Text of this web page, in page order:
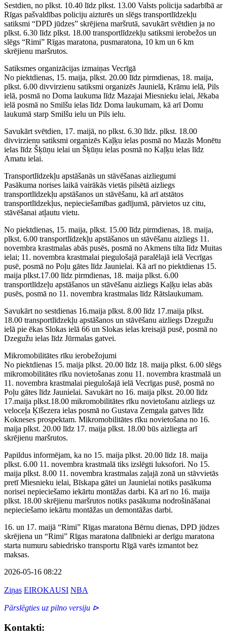
Sestdien, no plkst. 10.40 līdz plkst. 13.00 Valsts policija sadarbībā ar
Rīgas pašvaldības policiju aizturēs un slēgs transportlīdzekļu
satiksmi “DPD jūdzes” skrējiena maršrutā, savukārt svētdien ja no
plkst. 6.30 līdz plkst. 18.00 transportlīdzekļu satiksmi ierobežos un
slēgs “Rimi” Rīgas maratona, pusmaratona, 10 km un 6 km
skrējienu maršrutos.
Satiksmes organizācijas izmaiņas Vecrīgā
No piektdienas, 15. maija, plkst. 20.00 līdz pirmdienas, 18. maija,
plkst. 6.00 divvirzienu satiksmi organizēs Jaunielā, Krāmu ielā, Pils
ielā, posmā no Doma laukuma līdz Mazajai Miesnieku ielai, Jēkaba
ielā posmā no Smilšu ielas līdz Doma laukumam, kā arī Domu
laukumā starp Smilšu ielu un Pils ielu.
Savukārt svētdien, 17. maijā, no plkst. 6.30 līdz. plkst. 18.00
divvirzienu satiksmi organizēs Kaļķu ielas posmā no Mazās Monētu
ielas līdz Šķūņu ielai un Šķūņu ielas posmā no Kaļķu ielas līdz
Amatu ielai.
Transportlīdzekļu apstāšanās un stāvēšanas aizliegumi
Pasākuma norises laikā vairākās vietās pilsētā aizliegs
transportlīdzekļu apstāšanos un stāvēšanu, kā arī atstātos
transportlīdzekļus, nepieciešamības gadījumā, pārvietos uz citu,
stāvēšanai atļautu vietu.
No piektdienas, 15. maija, plkst. 15.00 līdz pirmdienas, 18. maija,
plkst. 6.00 transportlīdzekļu apstāšanos un stāvēšanu aizliegs 11.
novembra krastmalas abās pusēs, posmā no Akmens tilta līdz Muitas
ielai; 11. novembra krastmalai piegulošajā paralēlajā ielā Vecrīgas
pusē, posmā no Poļu gātes līdz Jaunielai. Kā arī no piektdienas 15.
maija plkst.17.00 līdz pirmdienas, 18. maija plkst. 6.00
transportlīdzeļu apstāšanos un stāvēšanu aizliegs Kaļķu ielas abās
pusēs, posmā no 11. novembra krastmalas līdz Rātslaukumam.
Savukārt no sestdienas 16.maija plkst. 8.00 līdz 17.maija plkst.
18.00 transportlīdzekļu apstāšanos un stāvēšanu aizliegs Dzegužu
ielā pie ēkas Slokas ielā 66 un Slokas ielas kreisajā pusē, posmā no
Dzegužu ielas līdz Jūrmalas gatvei.
Mikromobilitātes rīku ierobežojumi
No piektdienas 15. maija plkst. 20.00 līdz 18. maija plkst. 6.00 slēgs
mikromobilitātes rīku novietošanas zonu 11. novembra krastmalā un
11. novembra krastmalai piegulošajā ielā Vecrīgas pusē, posmā no
Poļu gātes līdz Jaunielai. Savukārt no 16. maija plkst. 20.00 līdz
17.maija plkst.18.00 mikromobilitātes rīku novietošanu aizliegs uz
veloceļa Ķīšezera ielas posmā no Gustava Zemgala gatves līdz
Kokneses prospektam. Mikromobilitātes rīku novietošana no 16.
maija plkst. 20.00 līdz 17. maija plkst. 18.00 būs aizliegta arī
skrējienu maršrutos.
Papildus informējam, ka no 15. maija plkst. 20.00 līdz 18. maija
plkst. 6.00 11. novembra krastmalā tiks izslēgti luksofori. No 15.
maija plkst. 8.00 11. novembra krastmalas zaļajā zonā un stāvvietās
pretī Miesnieku ielai, Bīskapa gātei un Jaunielai notiks pasākuma
norisei nepieciešamo iekārtu montāžas darbi. Kā arī no 16. maija
plkst. 18.00 skrējienu maršrutos notiks pasākuma nodrošināšanai
nepieciešamo iekārtu montāžas un demontāžas darbi.
16. un 17. maijā “Rimi” Rīgas maratona Bērnu dienas, DPD jūdzes
skrējiena un “Rimi” Rīgas maratona dalībnieki ar derīgu maratona
starta numuru sabiedrisko transportu Rīgā varēs izmantot bez
maksas.
2026-05-16 08:22
Ziņas EIROKAUSI NBA
Pārslēgties uz pilno versiju ⊳
Kontakti: